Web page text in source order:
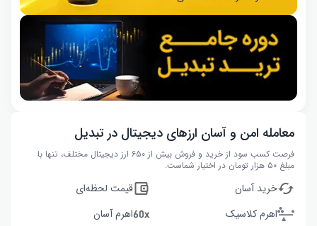
معامله امن و آسان ارزهای دیجیتال در تبدیل
فرصت کسب سود از خرید و فروش بیش از ۶۵۰ ارز دیجیتال مختلف، تنها با
مبلغ ۵۰ هزار تومان در اختیار شماست.
خرید آسان
قیمت لحظه‌ای
اهرم کلاسیک
اهرم آسان